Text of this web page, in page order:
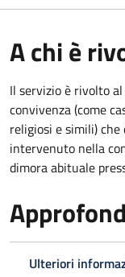
A chi è
Il servizio è rivolto
convivenza (come
religiosi e simili)
intervenuto nella
dimora abituale
Ulteriori